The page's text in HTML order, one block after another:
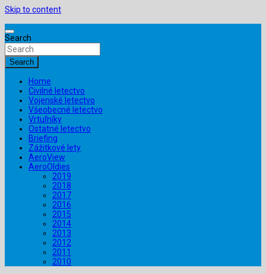
Skip to content
Search
Search
Home
Civilné letectvo
Vojenské letectvo
Všeobecné letectvo
Vrtuľníky
Ostatné letectvo
Briefing
Zážitkové lety
AeroView
AeroOldies
2019
2018
2017
2016
2015
2014
2013
2012
2011
2010